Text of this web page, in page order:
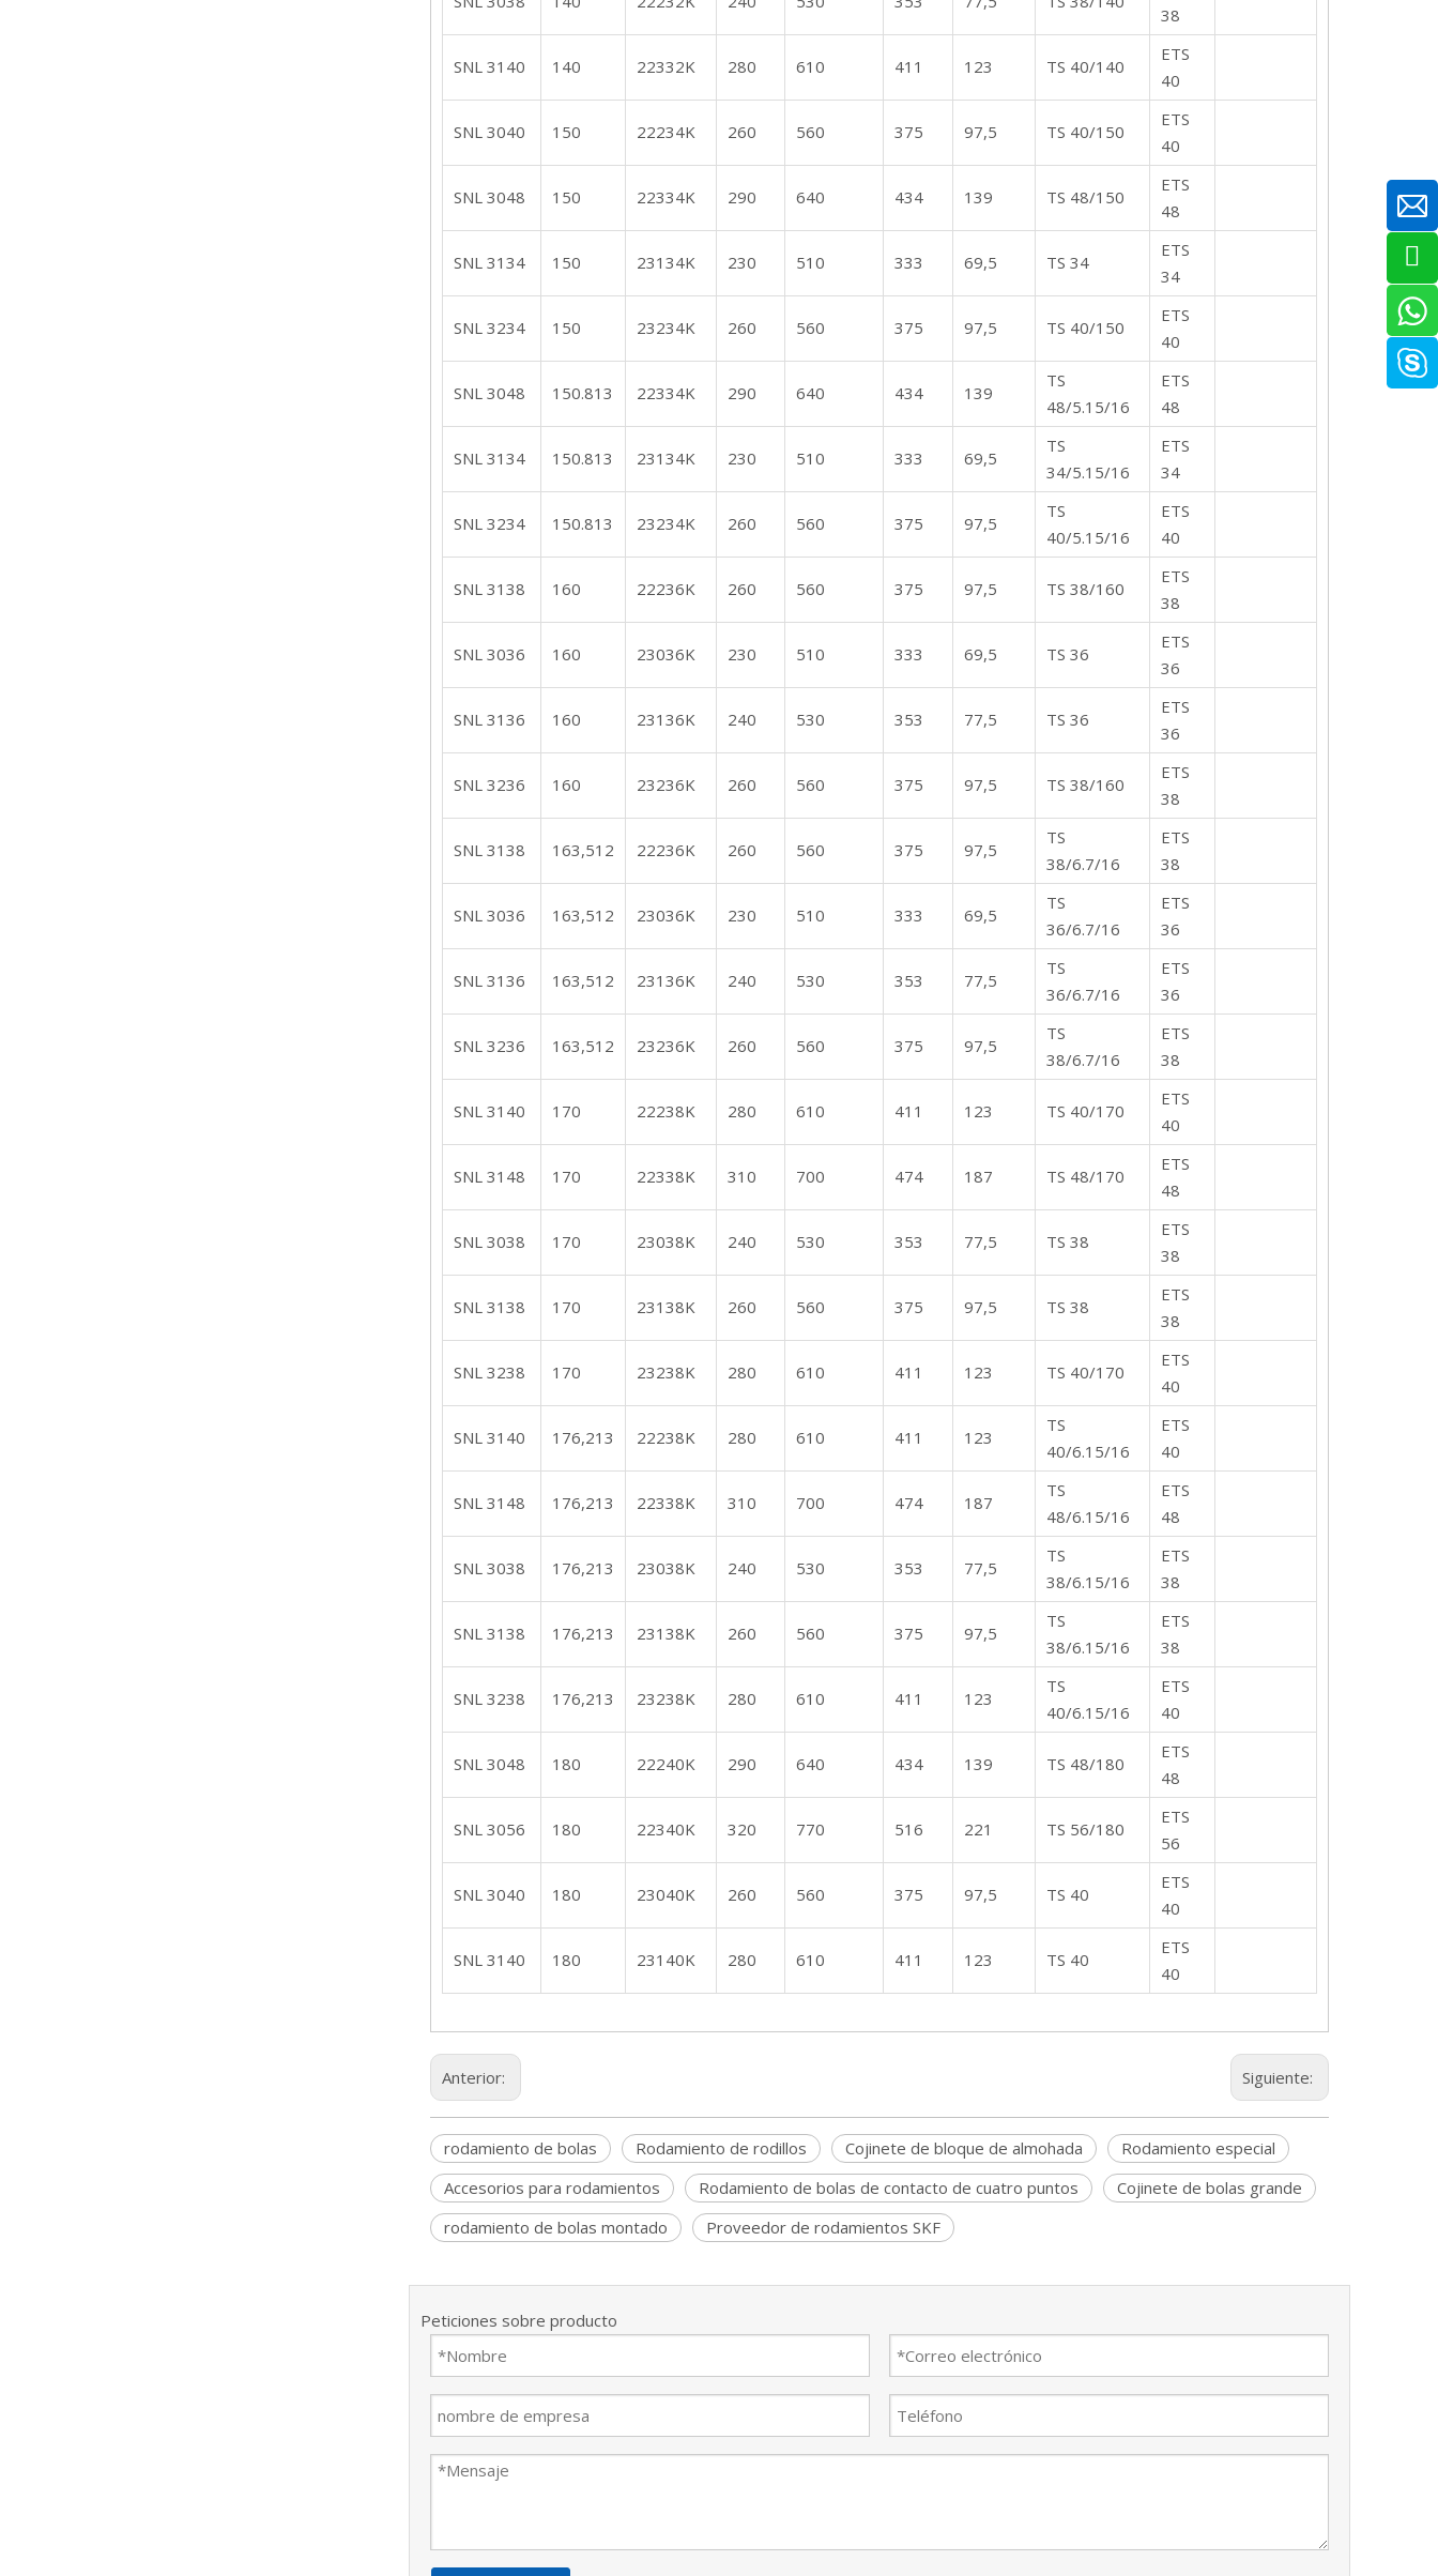
38
SNL 3140 140 22332K 280 610 411 123 TS 40/140
ETS
40
SNL 3040 150 22234K 260 560 375 97,5 TS 40/150
ETS
40
SNL 3048 150 22334K 290 640 434 139 TS 48/150
ETS
48
SNL 3134 150 23134K 230 510 333 69,5 TS 34
ETS
34
SNL 3234 150 23234K 260 560 375 97,5 TS 40/150
ETS
40
SNL 3048 150.813 22334K 290 640 434 139
TS
48/5.15/16
ETS
48
SNL 3134 150.813 23134K 230 510 333 69,5
TS
34/5.15/16
ETS
34
SNL 3234 150.813 23234K 260 560 375 97,5
TS
40/5.15/16
ETS
40
SNL 3138 160 22236K 260 560 375 97,5 TS 38/160
ETS
38
SNL 3036 160 23036K 230 510 333 69,5 TS 36
ETS
36
SNL 3136 160 23136K 240 530 353 77,5 TS 36
ETS
36
SNL 3236 160 23236K 260 560 375 97,5 TS 38/160
ETS
38
SNL 3138 163,512 22236K 260 560 375 97,5
TS
38/6.7/16
ETS
38
SNL 3036 163,512 23036K 230 510 333 69,5
TS
36/6.7/16
ETS
36
SNL 3136 163,512 23136K 240 530 353 77,5
TS
36/6.7/16
ETS
36
SNL 3236 163,512 23236K 260 560 375 97,5
TS
38/6.7/16
ETS
38
SNL 3140 170 22238K 280 610 411 123 TS 40/170
ETS
40
SNL 3148 170 22338K 310 700 474 187 TS 48/170
ETS
48
SNL 3038 170 23038K 240 530 353 77,5 TS 38
ETS
38
SNL 3138 170 23138K 260 560 375 97,5 TS 38
ETS
38
SNL 3238 170 23238K 280 610 411 123 TS 40/170
ETS
40
SNL 3140 176,213 22238K 280 610 411 123
TS
40/6.15/16
ETS
40
SNL 3148 176,213 22338K 310 700 474 187
TS
48/6.15/16
ETS
48
SNL 3038 176,213 23038K 240 530 353 77,5
TS
38/6.15/16
ETS
38
SNL 3138 176,213 23138K 260 560 375 97,5
TS
38/6.15/16
ETS
38
SNL 3238 176,213 23238K 280 610 411 123
TS
40/6.15/16
ETS
40
SNL 3048 180 22240K 290 640 434 139 TS 48/180
ETS
48
SNL 3056 180 22340K 320 770 516 221 TS 56/180
ETS
56
SNL 3040 180 23040K 260 560 375 97,5 TS 40
ETS
40
SNL 3140 180 23140K 280 610 411 123 TS 40
ETS
40
Anterior: Siguiente:
rodamiento de bolas Rodamiento de rodillos Cojinete de bloque de almohada
Rodamiento especial
Accesorios para rodamientos
Rodamiento de bolas de contacto de cuatro puntos
Cojinete de bolas grande
rodamiento de bolas montado
Proveedor de rodamientos SKF
Peticiones sobre producto